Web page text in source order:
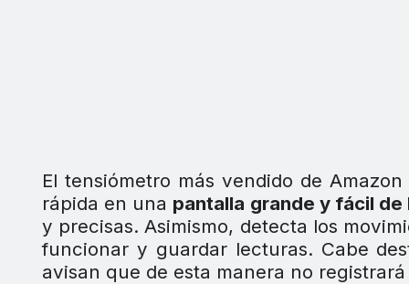
El tensiómetro más vendido de
rápida en una pantalla grande y fácil de
y precisas. Asimismo, detecta los
funcionar y guardar lecturas. Cabe
avisan que de esta manera no